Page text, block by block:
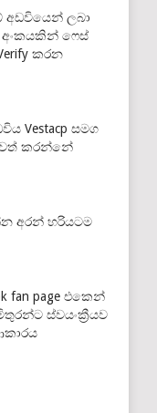
අඩවියෙන් ලබා
ෆෙස්
කරන
Vestacp සමග
කරන්නේ
අරන් හරියටම
fan page එකෙන්
ස්වයංක්‍රීයව